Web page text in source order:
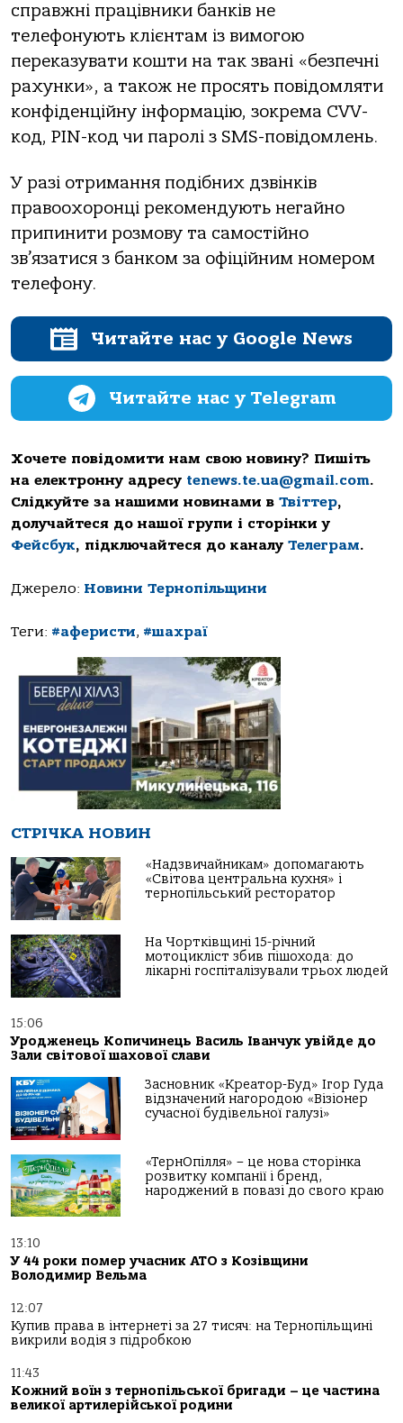
справжні працівники банків не
телефонують клієнтам із вимогою
переказувати кошти на так звані «безпечні
рахунки», а також не просять повідомляти
конфіденційну інформацію, зокрема CVV-
код, PIN-код чи паролі з SMS-повідомлень.
У разі отримання подібних дзвінків
правоохоронці рекомендують негайно
припинити розмову та самостійно
зв’язатися з банком за офіційним номером
телефону.
Читайте нас у Google News
Читайте нас у Telegram
Хочете повідомити нам свою новину? Пишіть
на електронну адресу tenews.te.ua@gmail.com.
Слідкуйте за нашими новинами в Твіттер,
долучайтеся до нашої групи і сторінки у
Фейсбук, підключайтеся до каналу Телеграм.
Джерело: Новини Тернопільщини
Теги: #аферисти, #шахраї
СТРІЧКА НОВИН
«Надзвичайникам» допомагають
«Світова центральна кухня» і
тернопільський ресторатор
На Чортківщині 15-річний
мотоцикліст збив пішохода: до
лікарні госпіталізували трьох людей
15:06
Уродженець Копичинець Василь Іванчук увійде до
Зали світової шахової слави
Засновник «Креатор-Буд» Ігор Гуда
відзначений нагородою «Візіонер
сучасної будівельної галузі»
«ТернОпілля» – це нова сторінка
розвитку компанії і бренд,
народжений в повазі до свого краю
13:10
У 44 роки помер учасник АТО з Козівщини
Володимир Вельма
12:07
Купив права в інтернеті за 27 тисяч: на Тернопільщині
викрили водія з підробкою
11:43
Кожний воїн з тернопільської бригади – це частина
великої артилерійської родини